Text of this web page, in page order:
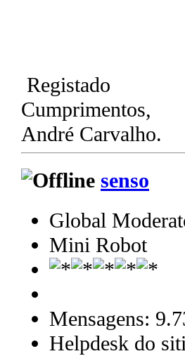
Registado
Cumprimentos,
André Carvalho.
senso
Global
Mini Robot
Mensagens:
Helpdesk do